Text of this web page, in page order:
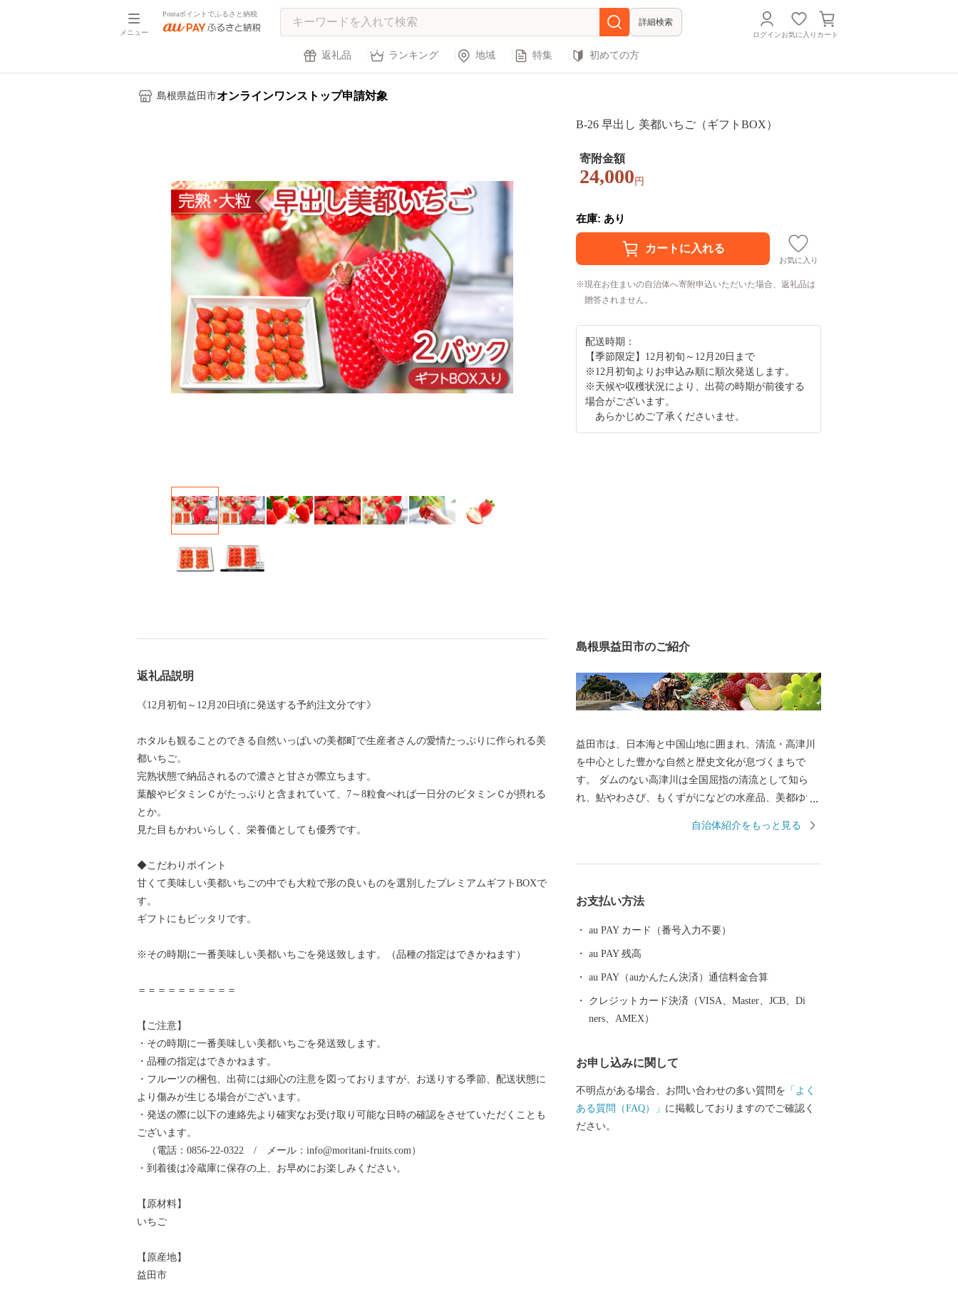
メニュー
Pontaポイントでふるさと納税
詳細検索
ログインお気に入り カート
返礼品 ランキング 地域 特集 初めての方
島根県益田市オンラインワンストップ申請対象
B-26 早出し 美都いちご（ギフトBOX）
寄附金額
24,000 円
在庫: あり
お気に入り
現在お住まいの自治体へ寄附申込いただいた場合、返礼品は
贈答されません。
配送時期：
【季節限定】12月初旬～12月20日まで
※12月初旬よりお申込み順に順次発送します。
※天候や収穫状況により、出荷の時期が前後する
場合がございます。
あらかじめご了承くださいませ。
返礼品説明
《12月初旬～12月20日頃に発送する予約注文分です》
ホタルも観ることのできる自然いっぱいの美都町で生産者さんの愛情たっぷりに作られる美
都いちご。
完熟状態で納品されるので濃さと甘さが際立ちます。
葉酸やビタミンＣがたっぷりと含まれていて、7～8粒食べれば一日分のビタミンＣが摂れる
とか。
見た目もかわいらしく、栄養価としても優秀です。
◆こだわりポイント
甘くて美味しい美都いちごの中でも大粒で形の良いものを選別したプレミアムギフトBOXで
す。
ギフトにもピッタリです。
※その時期に一番美味しい美都いちごを発送致します。（品種の指定はできかねます）
＝＝＝＝＝＝＝＝＝＝
【ご注意】
・その時期に一番美味しい美都いちごを発送致します。
・品種の指定はできかねます。
・フルーツの梱包、出荷には細心の注意を図っておりますが、お送りする季節、配送状態に
より傷みが生じる場合がございます。
・発送の際に以下の連絡先より確実なお受け取り可能な日時の確認をさせていただくことも
ございます。
（電話：0856-22-0322 / メール：info@moritani-fruits.com）
・到着後は冷蔵庫に保存の上、お早めにお楽しみください。
【原材料】
いちご
【原産地】
益田市
島根県益田市のご紹介
益田市は、日本海と中国山地に囲まれ、清流・高津川
を中心とした豊かな自然と歴史文化が息づくまちで
す。 ダムのない高津川は全国屈指の清流として知ら
れ、鮎やわさび、もくずがになどの水産品、美都ゆず
す。 市内には画聖「雪舟」が手がけた庭園や歌聖「柿
あり、人口減少という課題に向き合いながら、“ひとづ
くり”によるまちづくりを進めています。 ふるさと納
してください。
自治体紹介をもっと見る
お支払い方法
au PAY カード（番号入力不要）
au PAY 残高
au PAY（auかんたん決済）通信料金合算
クレジットカード決済（VISA、Master、JCB、Di
ners、AMEX）
お申し込みに関して
不明点がある場合、お問い合わせの多い質問を 「よく
ある質問（FAQ）」 に掲載しておりますのでご確認く
ださい。